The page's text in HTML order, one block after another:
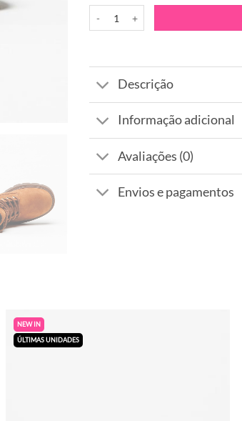
Descrição
Informação adicional
Avaliações (0)
Envios e pagamentos
NEW IN
ÚLTIMAS UNIDADES